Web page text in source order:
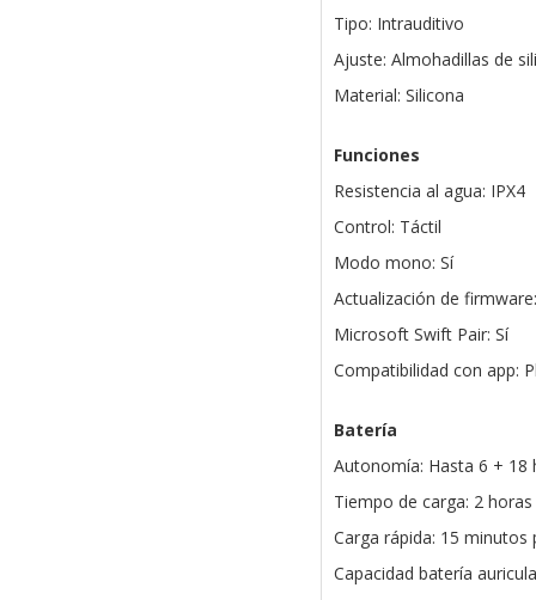
Tipo: Intrauditivo
Ajuste: Almohadillas de
Material: Silicona
Funciones
Resistencia al agua: IPX4
Control: Táctil
Modo mono: Sí
Actualización de
Microsoft Swift Pair: Sí
Compatibilidad con app:
Batería
Autonomía: Hasta 6 + 18
Tiempo de carga: 2 horas
Carga rápida: 15 minutos
Capacidad batería